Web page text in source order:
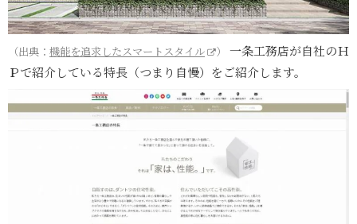
（出典： 機能を追求したスマートスタイル ）
一条工務店が自社のＨ
Ｐで紹介している特長（つまり自慢）をご紹介します。